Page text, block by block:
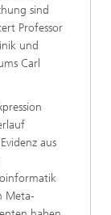
sind
Professor
und
Carl
aus
Meta-